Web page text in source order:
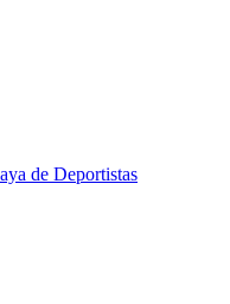
de Deportistas